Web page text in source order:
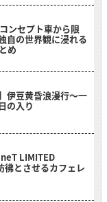
ンセプト車から限
自の世界観に浸れる
め
伊豆黄昏浪漫行〜一
の入り
LIMITED
彿とさせるカフェレ